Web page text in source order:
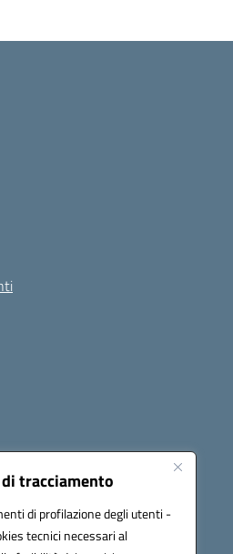
tracciamento
di profilazione degli utenti -
tecnici necessari al